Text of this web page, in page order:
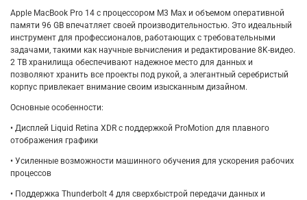
Apple MacBook Pro 14 с процессором M3 Max и объемом оперативной
памяти 96 GB впечатляет своей производительностью. Это идеальный
инструмент для профессионалов, работающих с требовательными
задачами, такими как научные вычисления и редактирование 8K-видео.
2 TB хранилища обеспечивают надежное место для данных и
позволяют хранить все проекты под рукой, а элегантный серебристый
корпус привлекает внимание своим изысканным дизайном.
Основные особенности:
• Дисплей Liquid Retina XDR с поддержкой ProMotion для плавного
отображения графики
• Усиленные возможности машинного обучения для ускорения рабочих
процессов
• Поддержка Thunderbolt 4 для сверхбыстрой передачи данных и